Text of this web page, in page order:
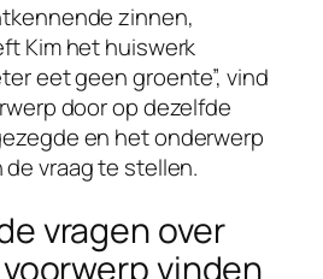
zinnen,
Kim het huiswerk
eet geen groente”, vind
door op dezelfde
en het onderwerp
vraag te stellen.
vragen over
vinden